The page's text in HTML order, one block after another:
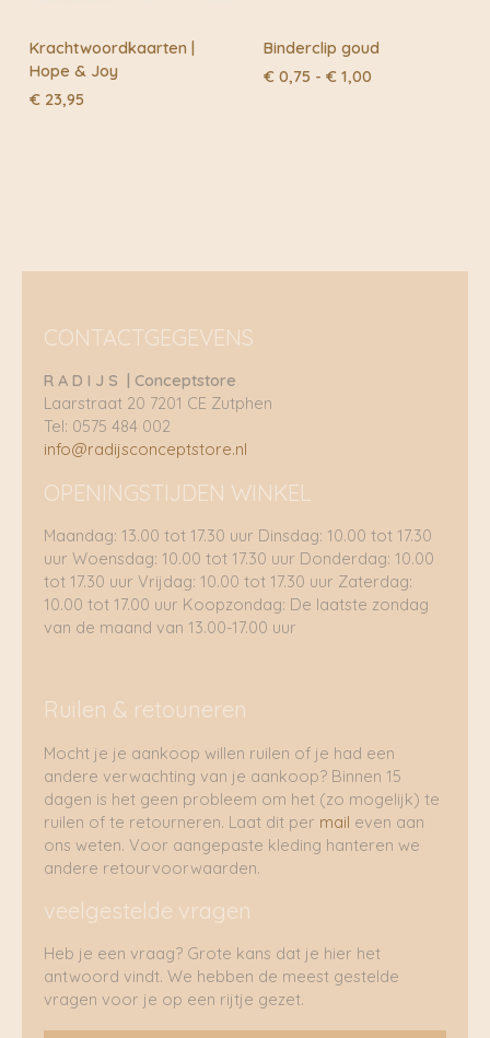
Krachtwoordkaarten |
Hope & Joy
€ 23,95
Binderclip goud
€ 0,75 - € 1,00
CONTACTGEGEVENS
R A D I J S | Conceptstore
Laarstraat 20 7201 CE Zutphen
Tel: 0575 484 002
info@radijsconceptstore.nl
OPENINGSTIJDEN WINKEL
Maandag: 13.00 tot 17.30 uur Dinsdag: 10.00 tot 17.30
uur Woensdag: 10.00 tot 17.30 uur Donderdag: 10.00
tot 17.30 uur Vrijdag: 10.00 tot 17.30 uur Zaterdag:
10.00 tot 17.00 uur Koopzondag: De laatste zondag
van de maand van 13.00-17.00 uur
Ruilen & retouneren
Mocht je je aankoop willen ruilen of je had een
andere verwachting van je aankoop? Binnen 15
dagen is het geen probleem om het (zo mogelijk) te
ruilen of te retourneren. Laat dit per mail even aan
ons weten. Voor aangepaste kleding hanteren we
andere retourvoorwaarden.
veelgestelde vragen
Heb je een vraag? Grote kans dat je hier het
antwoord vindt. We hebben de meest gestelde
vragen voor je op een rijtje gezet.